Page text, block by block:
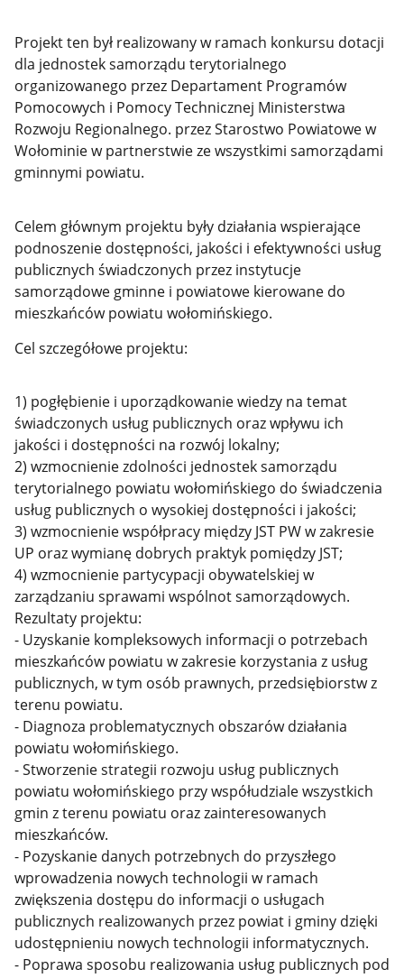
Projekt ten był realizowany w ramach konkursu dotacji
dla jednostek samorządu terytorialnego
organizowanego przez Departament Programów
Pomocowych i Pomocy Technicznej Ministerstwa
Rozwoju Regionalnego. przez Starostwo Powiatowe w
Wołominie w partnerstwie ze wszystkimi samorządami
gminnymi powiatu.
Celem głównym projektu były działania wspierające
podnoszenie dostępności, jakości i efektywności usług
publicznych świadczonych przez instytucje
samorządowe gminne i powiatowe kierowane do
mieszkańców powiatu wołomińskiego.
Cel szczegółowe projektu:
1) pogłębienie i uporządkowanie wiedzy na temat
świadczonych usług publicznych oraz wpływu ich
jakości i dostępności na rozwój lokalny;
2) wzmocnienie zdolności jednostek samorządu
terytorialnego powiatu wołomińskiego do świadczenia
usług publicznych o wysokiej dostępności i jakości;
3) wzmocnienie współpracy między JST PW w zakresie
UP oraz wymianę dobrych praktyk pomiędzy JST;
4) wzmocnienie partycypacji obywatelskiej w
zarządzaniu sprawami wspólnot samorządowych.
Rezultaty projektu:
- Uzyskanie kompleksowych informacji o potrzebach
mieszkańców powiatu w zakresie korzystania z usług
publicznych, w tym osób prawnych, przedsiębiorstw z
terenu powiatu.
- Diagnoza problematycznych obszarów działania
powiatu wołomińskiego.
- Stworzenie strategii rozwoju usług publicznych
powiatu wołomińskiego przy współudziale wszystkich
gmin z terenu powiatu oraz zainteresowanych
mieszkańców.
- Pozyskanie danych potrzebnych do przyszłego
wprowadzenia nowych technologii w ramach
zwiększenia dostępu do informacji o usługach
publicznych realizowanych przez powiat i gminy dzięki
udostępnieniu nowych technologii informatycznych.
- Poprawa sposobu realizowania usług publicznych pod